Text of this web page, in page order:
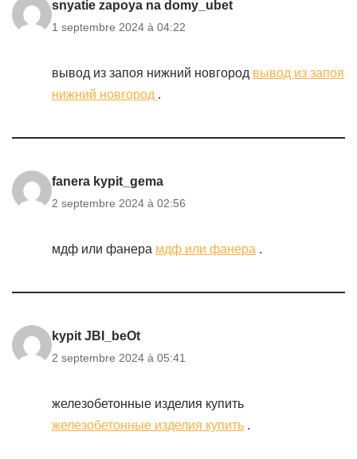
snyatie zapoya na domy_ubet
1 septembre 2024 à 04:22
вывод из запоя нижний новгород вывод из запоя
нижний новгород .
fanera kypit_gema
2 septembre 2024 à 02:56
мдф или фанера мдф или фанера .
kypit JBI_beOt
2 septembre 2024 à 05:41
железобетонные изделия купить
железобетонные изделия купить .